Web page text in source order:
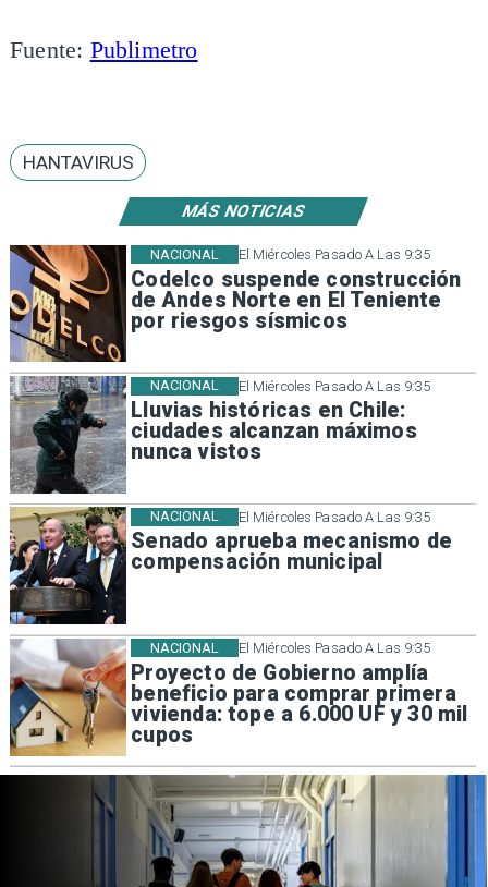
MÁS NOTICIAS
El Miércoles Pasado A Las 9:35
Codelco suspende construcción
de Andes Norte en El Teniente
por riesgos sísmicos
NACIONAL
El Miércoles Pasado A Las 9:35
Lluvias históricas en Chile:
ciudades alcanzan máximos
nunca vistos
NACIONAL
El Miércoles Pasado A Las 9:35
Senado aprueba mecanismo de
compensación municipal
NACIONAL
El Miércoles Pasado A Las 9:35
Proyecto de Gobierno amplía
beneficio para comprar primera
vivienda: tope a 6.000 UF y 30 mil
cupos
NACIONAL
Fuente: Publimetro
HANTAVIRUS